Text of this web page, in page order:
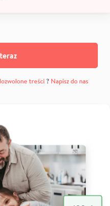
treści? Napisz do nas